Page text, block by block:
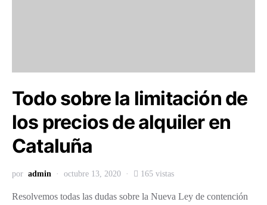
Todo sobre la limitación de
los precios de alquiler en
Cataluña
por admin octubre 13, 2020 165 vistas
Resolvemos todas las dudas sobre la Nueva Ley de contención